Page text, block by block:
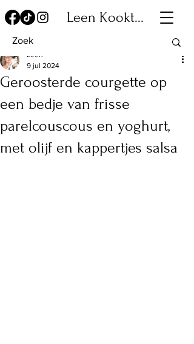
Leen Kookt...
Geroosterde courgette op
een bedje van frisse
parelcouscous en yoghurt,
met olijf en kappertjes salsa
Leen
9 jul 2024